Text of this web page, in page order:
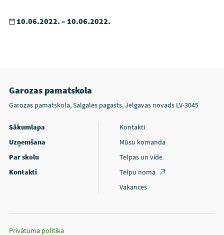
10.06.2022. – 10.06.2022.
Garozas pamatskola
Garozas pamatskola, Salgales pagasts, Jelgavas novads LV-3045
Sākumlapa
Uzņemšana
Par skolu
Kontakti
Kontakti
Mūsu komanda
Telpas un vide
Telpu noma
Vakances
Privātuma politika